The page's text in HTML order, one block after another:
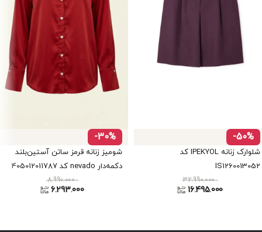
-50%
شلوارک زنانه IPEKYOL کد
IS1260013052
32.990.000
16.495.000
-30%
شومیز زنانه قرمز ساتن آستین‌بلند
دکمه‌دار nevado کد 405012011787
8.990.000
6.293.000